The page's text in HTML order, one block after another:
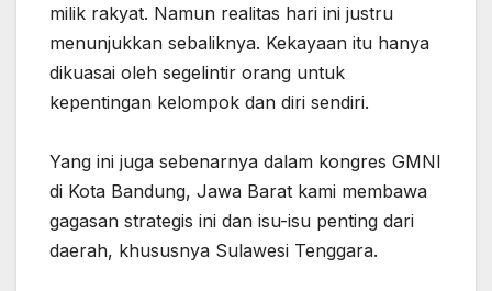
milik rakyat. Namun realitas hari ini justru
menunjukkan sebaliknya. Kekayaan itu hanya
dikuasai oleh segelintir orang untuk
kepentingan kelompok dan diri sendiri.
‎Yang ini juga sebenarnya dalam kongres GMNI
di Kota Bandung, Jawa Barat kami membawa
gagasan strategis ini dan isu-isu penting dari
daerah, khususnya Sulawesi Tenggara.